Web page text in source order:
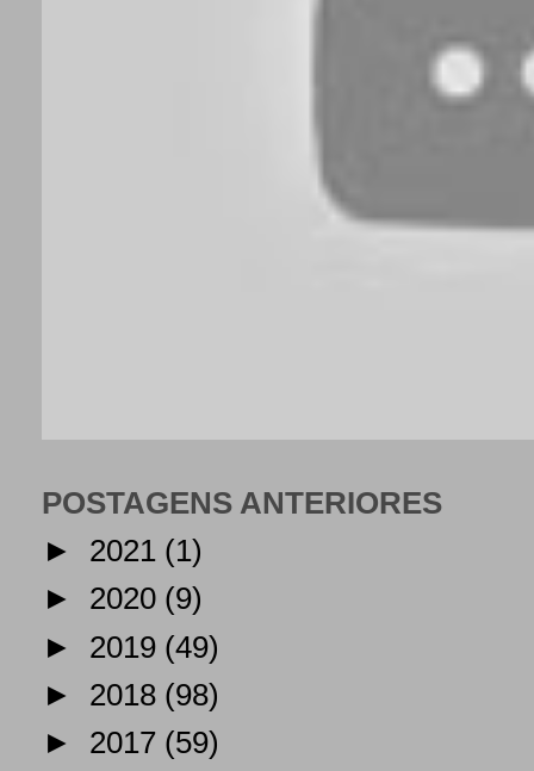
POSTAGENS ANTERIORES
► 2021 (1)
► 2020 (9)
► 2019 (49)
► 2018 (98)
► 2017 (59)